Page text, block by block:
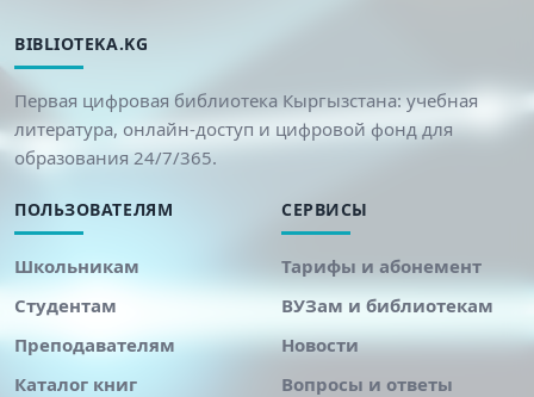
BIBLIOTEKA.KG
Первая цифровая библиотека Кыргызстана: учебная
литература, онлайн-доступ и цифровой фонд для
образования 24/7/365.
ПОЛЬЗОВАТЕЛЯМ
Школьникам
Студентам
Преподавателям
Каталог книг
СЕРВИСЫ
Тарифы и абонемент
ВУЗам и библиотекам
Новости
Вопросы и ответы